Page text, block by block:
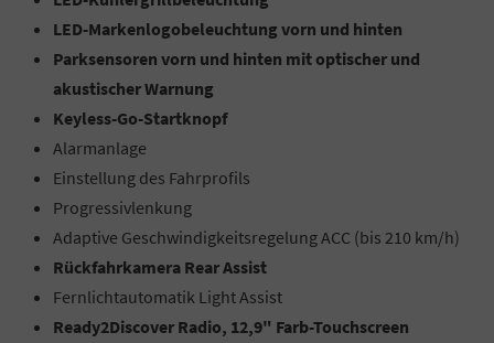
LED-Markenlogobeleuchtung vorn und hinten
Parksensoren vorn und hinten mit optischer und
akustischer Warnung
Keyless-Go-Startknopf
Alarmanlage
Einstellung des Fahrprofils
Progressivlenkung
Adaptive Geschwindigkeitsregelung ACC (bis 210 km/h)
Rückfahrkamera Rear Assist
Fernlichtautomatik Light Assist
Ready2Discover Radio, 12,9" Farb-Touchscreen